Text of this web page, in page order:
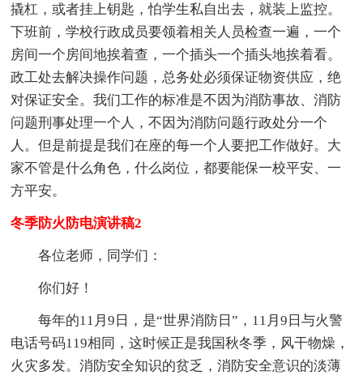
撬杠，或者挂上钥匙，怕学生私自出去，就装上监控。
下班前，学校行政成员要领着相关人员检查一遍，一个
房间一个房间地挨着查，一个插头一个插头地挨着看。
政工处去解决操作问题，总务处必须保证物资供应，绝
对保证安全。我们工作的标准是不因为消防事故、消防
问题刑事处理一个人，不因为消防问题行政处分一个
人。但是前提是我们在座的每一个人要把工作做好。大
家不管是什么角色，什么岗位，都要能保一校平安、一
方平安。
冬季防火防电演讲稿2
各位老师，同学们：
你们好！
每年的11月9日，是“世界消防日”，11月9日与火警
电话号码119相同，这时候正是我国秋冬季，风干物燥，
火灾多发。消防安全知识的贫乏，消防安全意识的淡薄